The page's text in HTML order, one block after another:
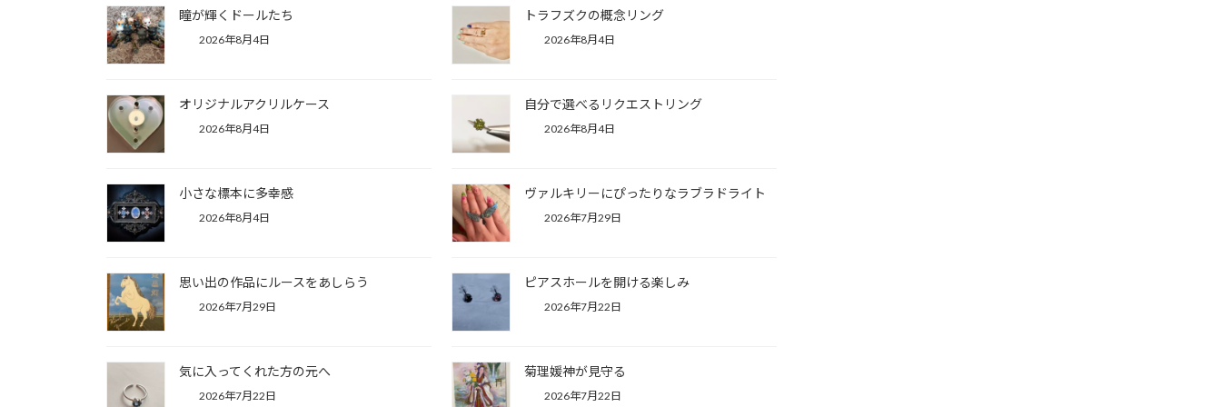
瞳が輝くドールたち
2026年8月4日
トラフズクの概念リング
2026年8月4日
オリジナルアクリルケース
2026年8月4日
自分で選べるリクエストリング
2026年8月4日
小さな標本に多幸感
2026年8月4日
ヴァルキリーにぴったりなラブラドライト
2026年7月29日
思い出の作品にルースをあしらう
2026年7月29日
ピアスホールを開ける楽しみ
2026年7月22日
気に入ってくれた方の元へ
2026年7月22日
菊理媛神が見守る
2026年7月22日